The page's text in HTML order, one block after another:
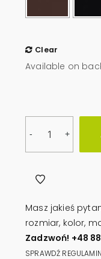
Clear
Available on
-
pojemników
-
300
200
cm
quantity
+
Masz jakieś
rozmiar, kolor,
Zadzwoń! +48
SPRAWDŹ